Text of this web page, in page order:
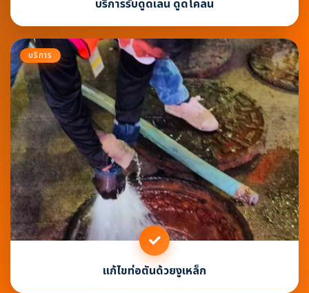
บริการรับดูดเลน ดูดโคลน
บริการ
แก้ไขท่อตันด้วยงูเหล็ก